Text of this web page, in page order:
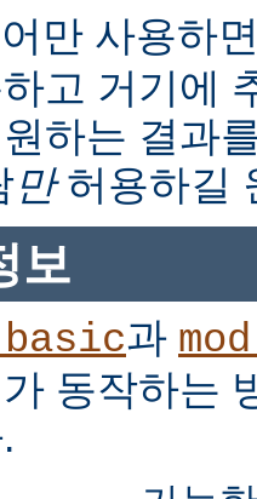
만 사용하
고 거기에
하는 결과
만허용하길
보
과
동작하는